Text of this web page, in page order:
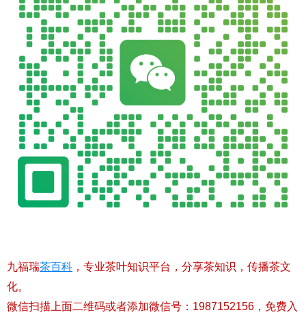
九福瑞茶百科 ，专业茶叶知识平台，分享茶知识，传播茶文
化。
微信扫描上面二维码或者添加微信号：1987152156，免费入